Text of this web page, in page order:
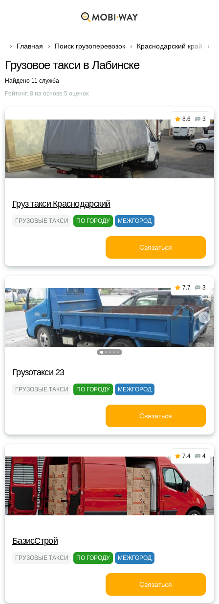
Главная Поиск грузоперевозок Краснодарский край
Грузовое такси в Лабинске
Найдено 11 служба
Рейтинг: 8 на основе 5 оценок
8.6 3
Груз такси Краснодарский
ГРУЗОВЫЕ ТАКСИ ПО ГОРОДУ МЕЖГОРОД
Связаться
7.7 3
Грузотакси 23
ГРУЗОВЫЕ ТАКСИ ПО ГОРОДУ МЕЖГОРОД
Связаться
7.4 4
БазисСтрой
ГРУЗОВЫЕ ТАКСИ ПО ГОРОДУ МЕЖГОРОД
Связаться